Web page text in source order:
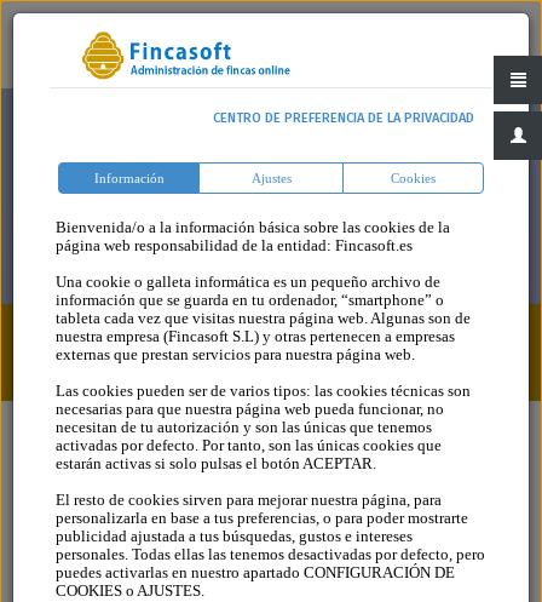
Legislación > Legislación Básica
Legislación
1 - Ley 49/1960, de 21 de julio, de
CENTRO DE PREFERENCIA DE LA PRIVACIDAD
Información Ajustes Cookies
Bienvenida/o a la información básica sobre las cookies de la
página web responsabilidad de la entidad: Fincasoft.es
Una cookie o galleta informática es un pequeño archivo de
información que se guarda en tu ordenador, “smartphone” o
tableta cada vez que visitas nuestra página web. Algunas son de
nuestra empresa (Fincasoft S.L) y otras pertenecen a empresas
externas que prestan servicios para nuestra página web.
Las cookies pueden ser de varios tipos: las cookies técnicas son
necesarias para que nuestra página web pueda funcionar, no
necesitan de tu autorización y son las únicas que tenemos
activadas por defecto. Por tanto, son las únicas cookies que
estarán activas si solo pulsas el botón ACEPTAR.
El resto de cookies sirven para mejorar nuestra página, para
personalizarla en base a tus preferencias, o para poder mostrarte
publicidad ajustada a tus búsquedas, gustos e intereses
personales. Todas ellas las tenemos desactivadas por defecto, pero
puedes activarlas en nuestro apartado CONFIGURACIÓN DE
COOKIES o AJUSTES.